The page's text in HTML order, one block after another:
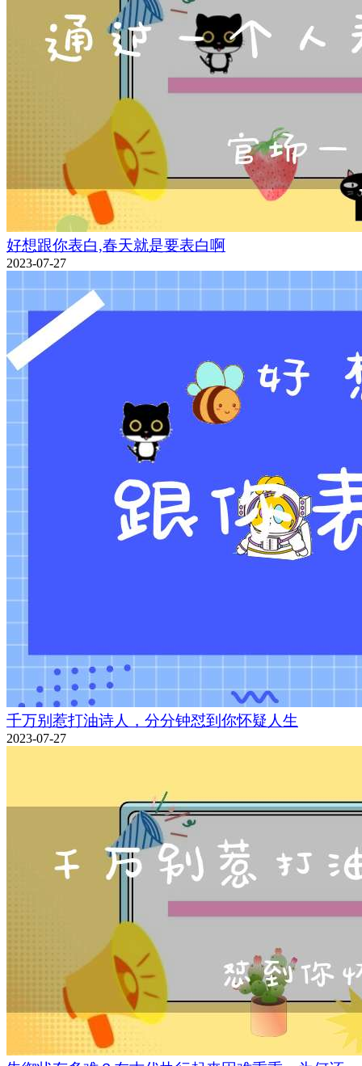
好想跟你表白,春天就是要表白啊
2023-07-27
千万别惹打油诗人，分分钟怼到你怀疑人生
2023-07-27